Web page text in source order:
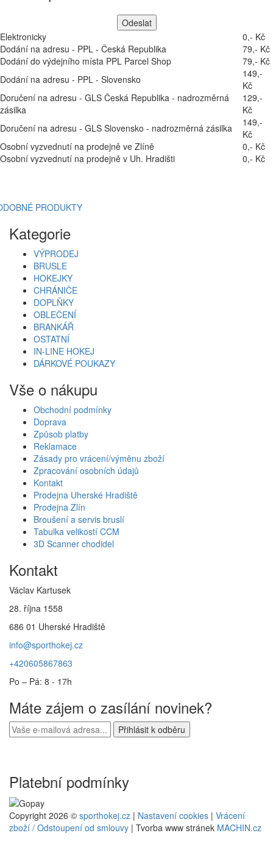
Elektronicky
0,- Kč
Dodání na adresu - PPL - Česká Republika
79,- Kč
Dodání do výdejního místa PPL Parcel Shop
79,- Kč
Dodání na adresu - PPL - Slovensko
149,-
Kč
Doručení na adresu - GLS Česká Republika - nadrozměrná
zásilka
129,-
Kč
Doručení na adresu - GLS Slovensko - nadrozměrná zásilka
149,-
Kč
Osobní vyzvednutí na prodejně ve Zlíně
0,- Kč
Osobní vyzvednutí na prodejně v Uh. Hradišti
0,- Kč
PRODUKTY
Kategorie
VÝPRODEJ
BRUSLE
HOKEJKY
CHRÁNIČE
DOPLŇKY
OBLEČENÍ
BRANKÁŘ
OSTATNÍ
IN-LINE HOKEJ
DÁRKOVÉ POUKAZY
Vše o nákupu
Obchodní podmínky
Doprava
Způsob platby
Reklamace
Zásady pro vrácení/výměnu zboží
Zpracování osobních údajů
Kontakt
Prodejna Uherské Hradiště
Prodejna Zlín
Broušení a servis bruslí
Tabulka velikostí CCM
3D Scanner chodidel
Kontakt
Václav Kartusek
28. října 1558
686 01 Uherské Hradiště
info@sporthokej.cz
+420605867863
Po – Pá: 8 - 17h
Máte zájem o zasílání novinek?
Platební podmínky
Copyright 2026 © sporthokej.cz | Nastavení cookies | Vrácení
zboží / Odstoupení od smlouvy | Tvorba www stránek MACHIN.cz